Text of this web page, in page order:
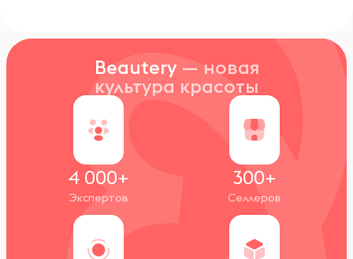
Beautery — новая
культура красоты
4 000+
Экспертов
300+
Селлеров